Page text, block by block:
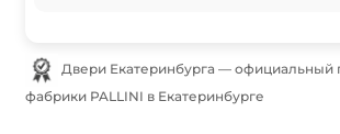
фабрики PALLINI в Екатеринбурге